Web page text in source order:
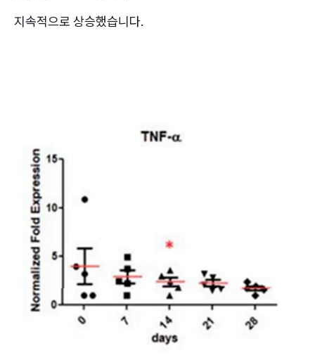
지속적으로 상승했습니다.